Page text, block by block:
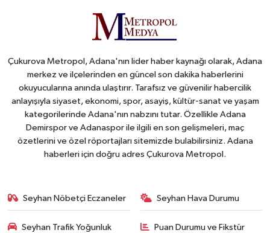
Çukurova Metropol, Adana'nın lider haber kaynağı olarak, Adana
merkez ve ilçelerinden en güncel son dakika haberlerini
okuyucularına anında ulaştırır. Tarafsız ve güvenilir habercilik
anlayışıyla siyaset, ekonomi, spor, asayiş, kültür-sanat ve yaşam
kategorilerinde Adana'nın nabzını tutar. Özellikle Adana
Demirspor ve Adanaspor ile ilgili en son gelişmeleri, maç
özetlerini ve özel röportajları sitemizde bulabilirsiniz. Adana
haberleri için doğru adres Çukurova Metropol.
Seyhan Nöbetçi Eczaneler Seyhan Hava Durumu
Seyhan Trafik Yoğunluk Puan Durumu ve Fikstür